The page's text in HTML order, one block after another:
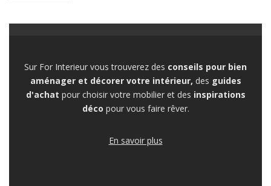
Sur For Interieur vous trouverez des conseils pour bien
aménager et décorer votre intérieur, des guides
d'achat pour choisir votre mobilier et des inspirations
déco pour vous faire rêver.
En savoir plus